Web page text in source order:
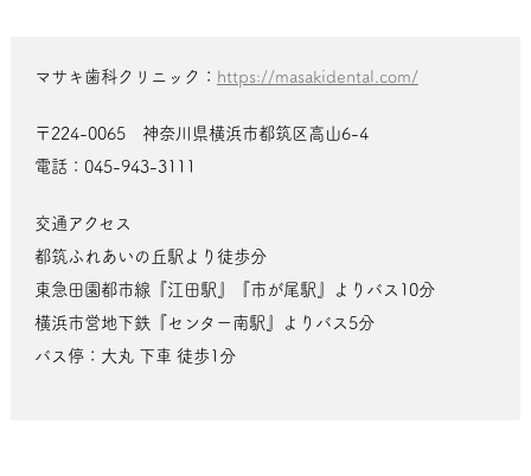
マサキ歯科クリニック： https://masakidental.com/
〒224-0065 神奈川県横浜市都筑区高山6-4
電話：045-943-3111
交通アクセス
都筑ふれあいの丘駅より徒歩分
東急田園都市線『江田駅』『市が尾駅』よりバス10分
横浜市営地下鉄『センター南駅』よりバス5分
バス停：大丸 下車 徒歩1分